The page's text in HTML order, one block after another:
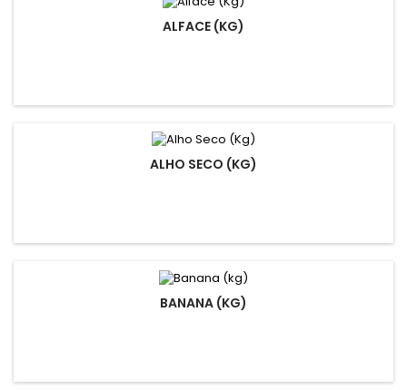
ALFACE (KG)
ALHO SECO (KG)
BANANA (KG)